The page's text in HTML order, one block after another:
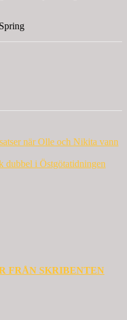
när Olle och Nikita vann
dubbel i Östgötatidningen
FRÅN SKRIBENTEN